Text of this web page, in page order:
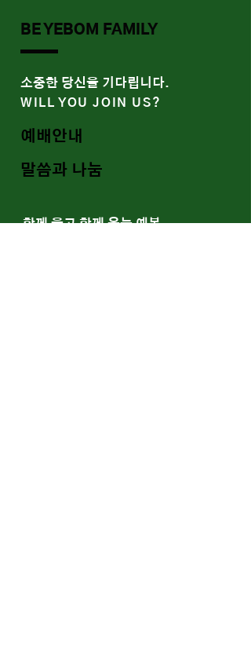
BE YEBOM FAMILY
​소중한 당신을 기다립니다.
WILL YOU JOIN US?
예배안내
말씀과 나눔
함께 울고 함께 웃는 예봄